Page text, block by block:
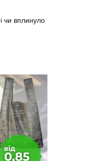
чи вплинуло